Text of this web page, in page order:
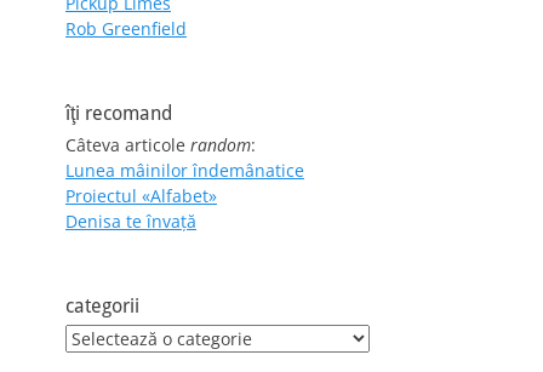
Rob Greenfield
îţi recomand
Câteva articole random:
Lunea mâinilor îndemânatice
Proiectul «Alfabet»
Denisa te învaţă
categorii
categorii